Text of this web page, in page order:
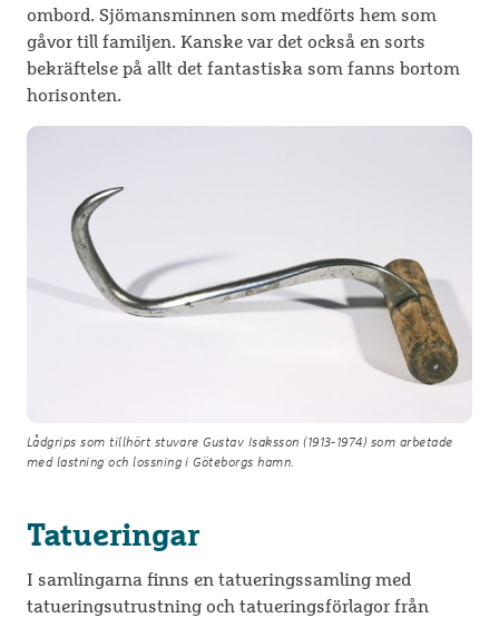
ombord. Sjömansminnen som medförts hem som
gåvor till familjen. Kanske var det också en sorts
bekräftelse på allt det fantastiska som fanns bortom
horisonten.
Lådgrips som tillhört stuvare Gustav Isaksson (1913-1974) som arbetade
med lastning och lossning i Göteborgs hamn.
Tatueringar
I samlingarna finns en tatueringssamling med
tatueringsutrustning och tatueringsförlagor från